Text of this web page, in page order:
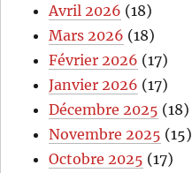
Avril 2026 (18)
Mars 2026 (18)
Février 2026 (17)
Janvier 2026 (17)
Décembre 2025 (18)
Novembre 2025 (15)
Octobre 2025 (17)